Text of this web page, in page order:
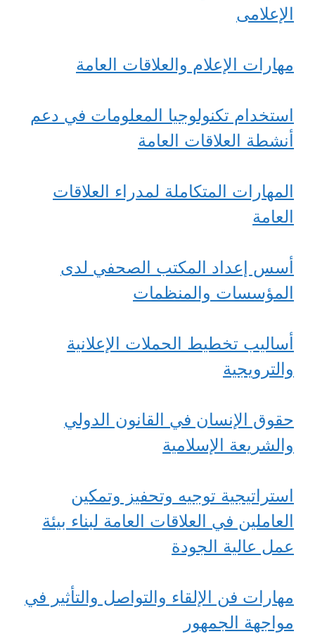
الإعلامى
مهارات الإعلام والعلاقات العامة
استخدام تكنولوجيا المعلومات في دعم
أنشطة العلاقات العامة
المهارات المتكاملة لمدراء العلاقات
العامة
أسس إعداد المكتب الصحفي لدى
المؤسسات والمنظمات
أساليب تخطيط الحملات الإعلانية
والترويجية
حقوق الإنسان في القانون الدولي
والشريعة الإسلامية
استراتيجية توجيه وتحفيز وتمكين
العاملين في العلاقات العامة لبناء بيئة
عمل عالية الجودة
مهارات فن الإلقاء والتواصل والتأثير في
مواجهة الجمهور